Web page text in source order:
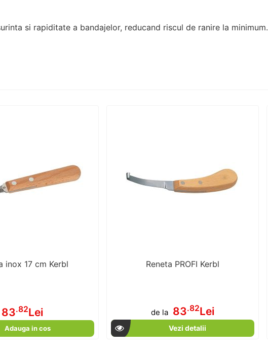
si rapiditate a bandajelor, reducand riscul de ranire la minimum.
inox 17 cm Kerbl
83.82Lei
Adauga in cos
Reneta PROFI Kerbl
de la 83.82Lei
Vezi detalii